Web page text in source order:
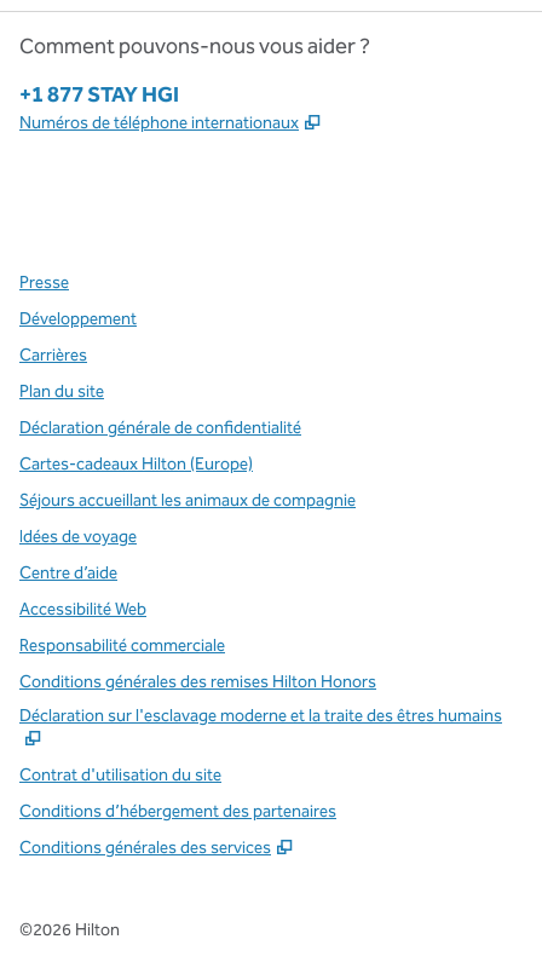
Comment pouvons-nous vous aider ?
Téléphone :
+1 877 STAY HGI
Numéros de téléphone internationaux ,
Presse
Développement
Carrières
Plan du site
Déclaration générale de confidentialité
Cartes-cadeaux Hilton (Europe)
Séjours accueillant les animaux de compagnie
Idées de voyage
Centre d’aide
Accessibilité Web
Responsabilité commerciale
Conditions générales des remises Hilton Honors
Déclaration sur l'esclavage moderne et la traite des êtres humains
Contrat d'utilisation du site
Conditions d’hébergement des partenaires
Conditions générales des services
©2026 Hilton